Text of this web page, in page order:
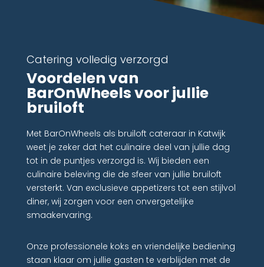
Catering volledig verzorgd
Voordelen van
BarOnWheels voor jullie
bruiloft
Met BarOnWheels als bruiloft cateraar in Katwijk
weet je zeker dat het culinaire deel van jullie dag
tot in de puntjes verzorgd is. Wij bieden een
culinaire beleving die de sfeer van jullie bruiloft
versterkt. Van exclusieve appetizers tot een stijlvol
diner, wij zorgen voor een onvergetelijke
smaakervaring.
Onze professionele koks en vriendelijke bediening
staan klaar om jullie gasten te verblijden met de